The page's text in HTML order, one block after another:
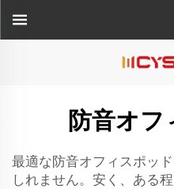
防音オフ
最適な防音オフィスポッ
しれません。安く、ある